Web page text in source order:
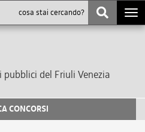
del Friuli Venezia
CONCORSI